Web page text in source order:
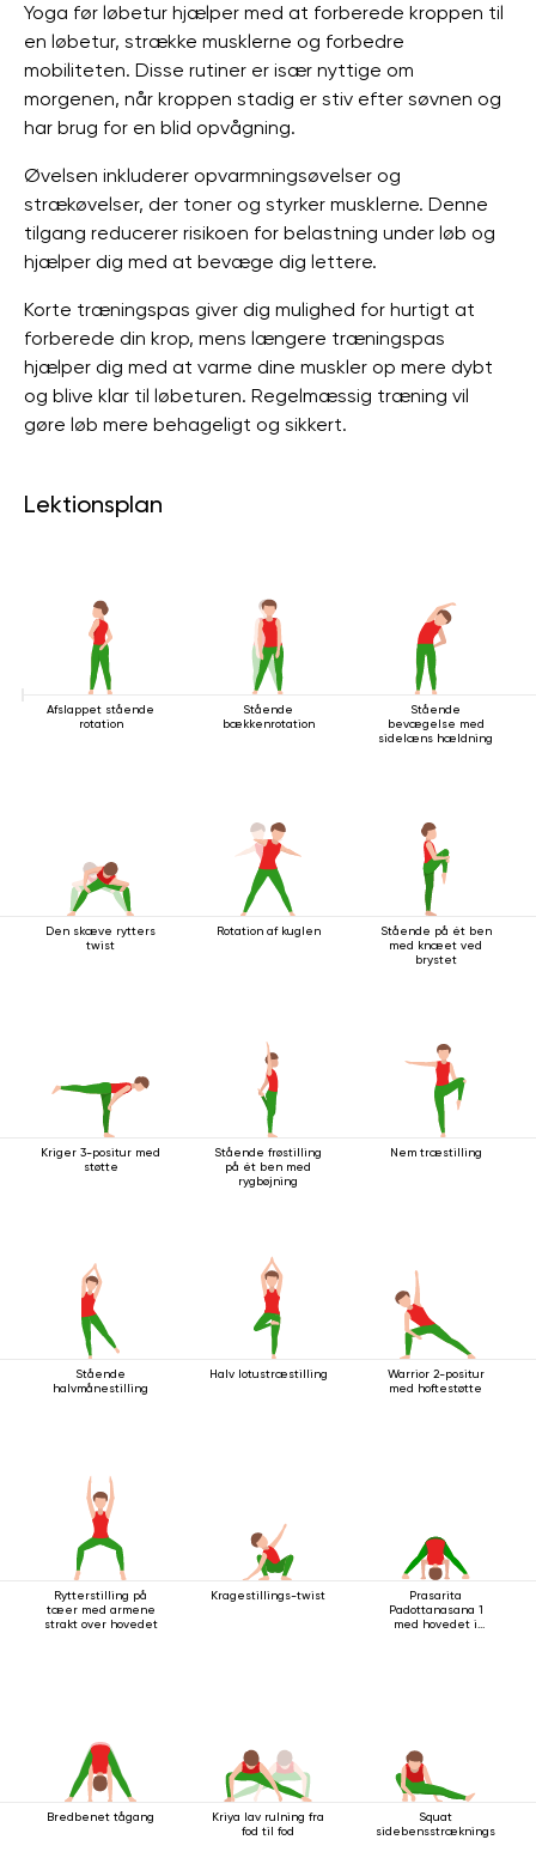
Yoga før løbetur hjælper med at forberede kroppen til
en løbetur, strække musklerne og forbedre
mobiliteten. Disse rutiner er især nyttige om
morgenen, når kroppen stadig er stiv efter søvnen og
har brug for en blid opvågning.
Øvelsen inkluderer opvarmningsøvelser og
strækøvelser, der toner og styrker musklerne. Denne
tilgang reducerer risikoen for belastning under løb og
hjælper dig med at bevæge dig lettere.
Korte træningspas giver dig mulighed for hurtigt at
forberede din krop, mens længere træningspas
hjælper dig med at varme dine muskler op mere dybt
og blive klar til løbeturen. Regelmæssig træning vil
gøre løb mere behageligt og sikkert.
Lektionsplan
Afslappet stående
rotation
Stående
bækkenrotation
Stående
bevægelse med
sidelæns hældning
Den skæve rytters
twist
Rotation af kuglen
Stående på ét ben
med knæet ved
brystet
Kriger 3-positur med
støtte
Stående frøstilling
på ét ben med
rygbøjning
Nem træstilling
Stående
halvmånestilling
Halv lotustræstilling
Warrior 2-positur
med hoftestøtte
Rytterstilling på
tæer med armene
strakt over hovedet
Kragestillings-twist
Prasarita
Padottanasana 1
med hovedet i
Bredbenet tågang
Kriya lav rulning fra
fod til fod
Squat
sidebensstrækningsstilling